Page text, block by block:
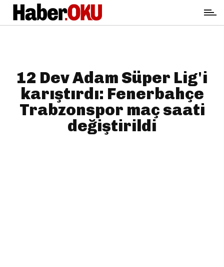
12 Dev Adam Süper Lig'i
karıştırdı: Fenerbahçe
Trabzonspor maç saati
değiştirildi